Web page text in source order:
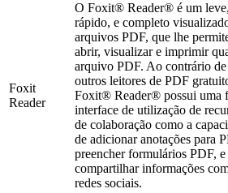
Foxit
Reader
O Foxit® Reader® é um leve,
rápido, e completo
arquivos PDF, que lhe
abrir, visualizar e imprimir
arquivo PDF. Ao contrário de
outros leitores de PDF
Foxit® Reader® possui uma
interface de utilização de
de colaboração como a
de adicionar anotações para
preencher formulários PDF, e
compartilhar informações
redes sociais.